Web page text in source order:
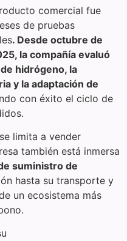
comercial fue
de pruebas
. Desde octubre de
la compañía evaluó
hidrógeno, la
y la adaptación de
con éxito el ciclo de
limita a vender
también está inmersa
suministro de
hasta su transporte y
un ecosistema más